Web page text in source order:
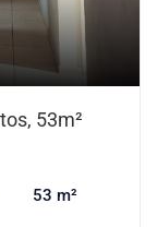
53m²
53 m²